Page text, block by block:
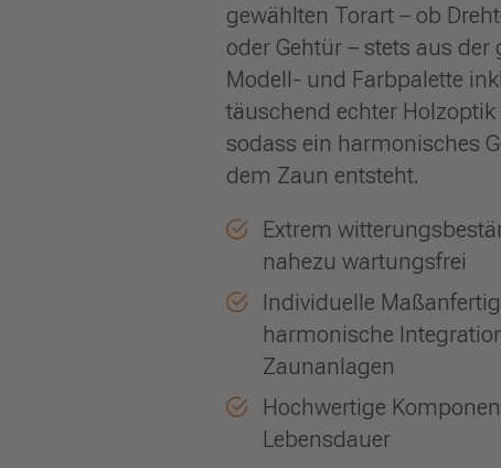
gewählten Torart – ob
oder Gehtür – stets aus der
Modell- und Farbpalette
täuschend echter
sodass ein harmonisches
dem Zaun entsteht.
Extrem
nahezu wartungsfrei
Individuelle
harmonische
Zaunanlagen
Hochwertige
Lebensdauer